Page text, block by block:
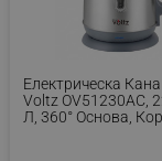
Електрическа
Voltz OV51230AC,
Л, 360° Основа,